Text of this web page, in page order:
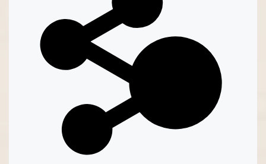
Kenmerken